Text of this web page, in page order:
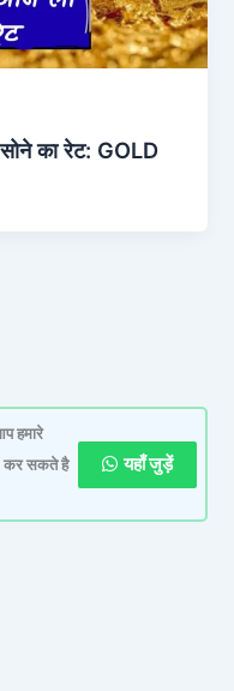
का रेट: GOLD
हमारे
कर सकते है
यहाँ जुड़ें